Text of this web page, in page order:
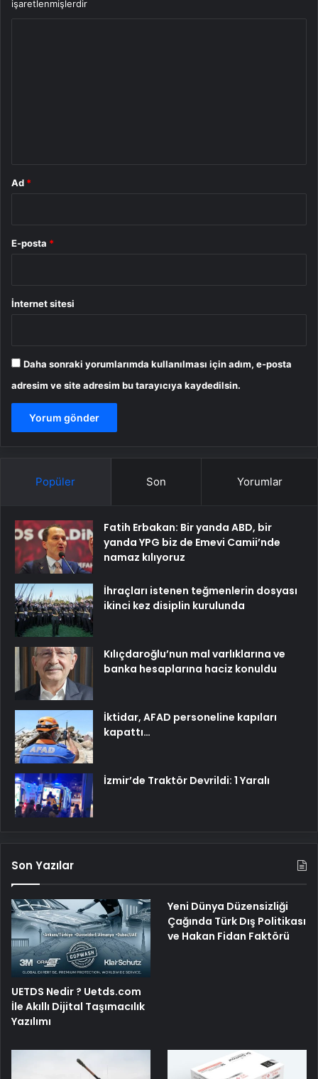
işaretlenmişlerdir
Ad *
E-posta *
İnternet sitesi
Daha sonraki yorumlarımda kullanılması için adım, e-posta
adresim ve site adresim bu tarayıcıya kaydedilsin.
Popüler Son Yorumlar
Fatih Erbakan: Bir yanda ABD, bir
yanda YPG biz de Emevi Camii’nde
namaz kılıyoruz
İhraçları istenen teğmenlerin dosyası
ikinci kez disiplin kurulunda
Kılıçdaroğlu’nun mal varlıklarına ve
banka hesaplarına haciz konuldu
İktidar, AFAD personeline kapıları
kapattı…
İzmir’de Traktör Devrildi: 1 Yaralı
Son Yazılar
UETDS Nedir ? Uetds.com
İle Akıllı Dijital Taşımacılık
Yazılımı
Yeni Dünya Düzensizliği
Çağında Türk Dış Politikası
ve Hakan Fidan Faktörü